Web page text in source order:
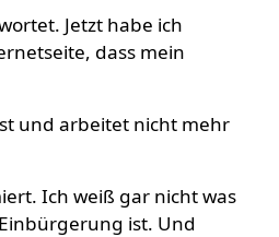
Jetzt habe ich
dass mein
und arbeitet nicht mehr
Ich weiß gar nicht was
ist. Und